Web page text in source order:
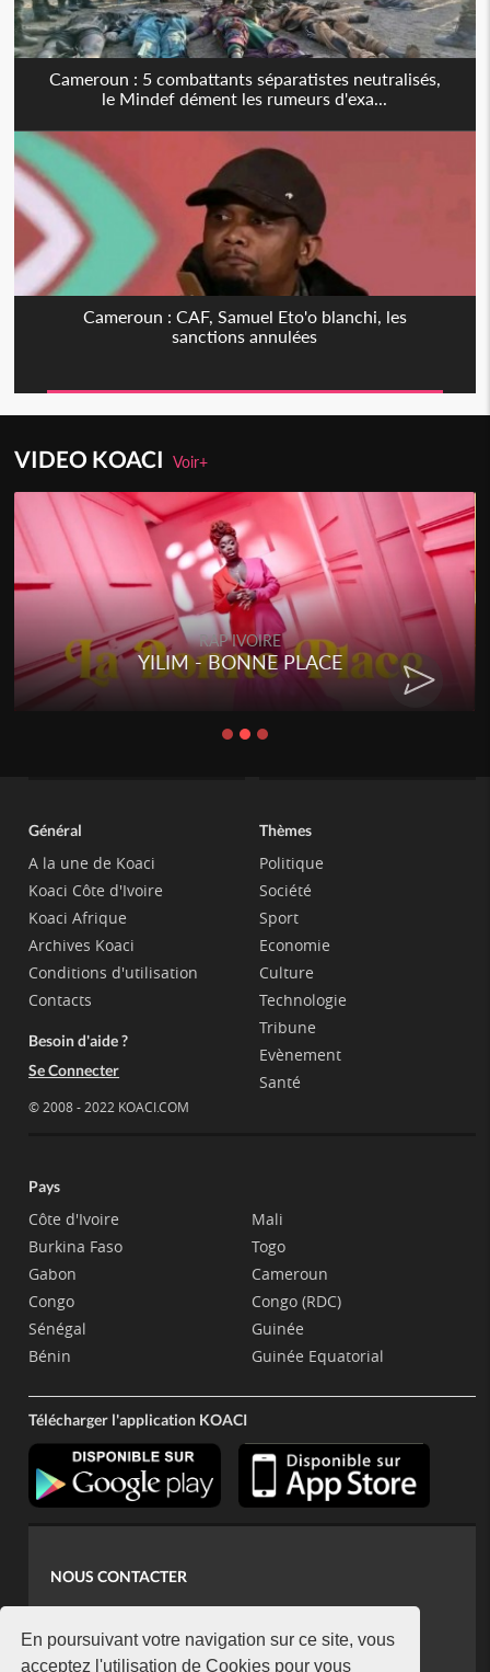
En poursuivant votre navigation sur ce site, vous
acceptez l'utilisation de Cookies pour vous
Cameroun : 5 combattants séparatistes neutralisés,
le Mindef dément les rumeurs d'exa...
Cameroun : CAF, Samuel Eto'o blanchi, les
sanctions annulées
VIDEO KOACIVoir+
RAP IVOIRE
YILIM - BONNE PLACE
Général
A la une de Koaci
Koaci Côte d'Ivoire
Koaci Afrique
Archives Koaci
Conditions d'utilisation
Contacts
Besoin d'aide ?
Se Connecter
© 2008 - 2022 KOACI.COM
Thèmes
Politique
Société
Sport
Economie
Culture
Technologie
Tribune
Evènement
Santé
Pays
Côte d'Ivoire
Burkina Faso
Gabon
Congo
Sénégal
Bénin
Mali
Togo
Cameroun
Congo (RDC)
Guinée
Guinée Equatorial
Télécharger l'application KOACI
NOUS CONTACTER
koaci@yahoo.fr